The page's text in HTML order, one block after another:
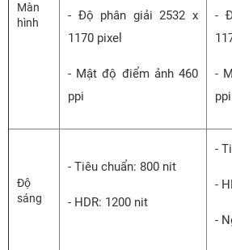
Màn
hình
- Độ phân giải 2532 x
1170 pixel
- Mật độ điểm ảnh 460
ppi
-
-
ppi
Độ
sáng
- Tiêu chuẩn: 800 nit
- HDR: 1200 nit
-
-
-